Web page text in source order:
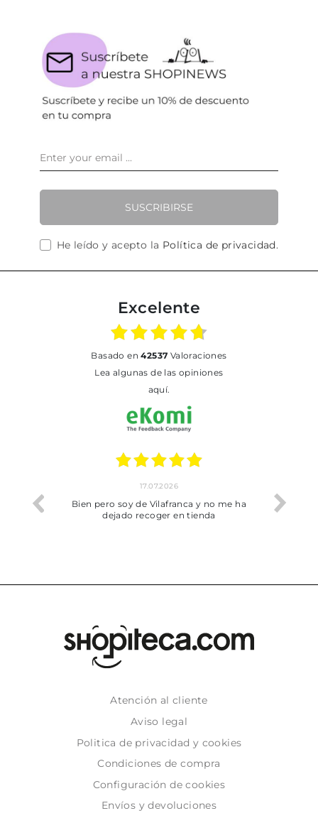
SUSCRIBIRSE
He leído y acepto la Política de privacidad.
Excelente
basado en42537 Valoraciones
Lea algunas de las opiniones
aquí.
17.07.2026
Bien pero soy de Vilafranca y no me ha
dejado recoger en tienda
Atención al cliente
Aviso legal
Politica de privacidad y cookies
Condiciones de compra
Configuración de cookies
Envíos y devoluciones